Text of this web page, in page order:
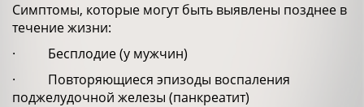
Симптомы, которые могут быть выявлены позднее в
течение жизни:
· Бесплодие (у мужчин)
· Повторяющиеся эпизоды воспаления
поджелудочной железы (панкреатит)